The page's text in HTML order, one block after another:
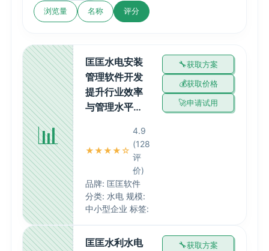
浏览量 名称 评分
📊
匡匡水电安装
管理软件开发
提升行业效率
与管理水平…
★★★★☆
4.9
(128
评
价)
品牌: 匡匡软件
分类: 水电 规模:
中小型企业 标签:
获取方案
获取价格
申请试用
匡匡水利水电
获取方案